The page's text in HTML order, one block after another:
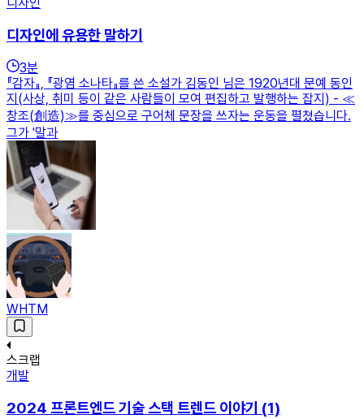
디자인에 유용한 말하기
3분
『감자』, 『광염 소나타』를 쓴 소설가 김동인 님은 1920년대 문예 동인
지(사상, 취미 등이 같은 사람들이 모여 편집하고 발행하는 잡지) - ≪
창조(創造)≫를 중심으로 구어체 문장을 쓰자는 운동을 펼쳤습니다.
그가 '말과
WHTM
스크랩
개발
2024 프론트엔드 기술 스택 트렌드 이야기 (1)